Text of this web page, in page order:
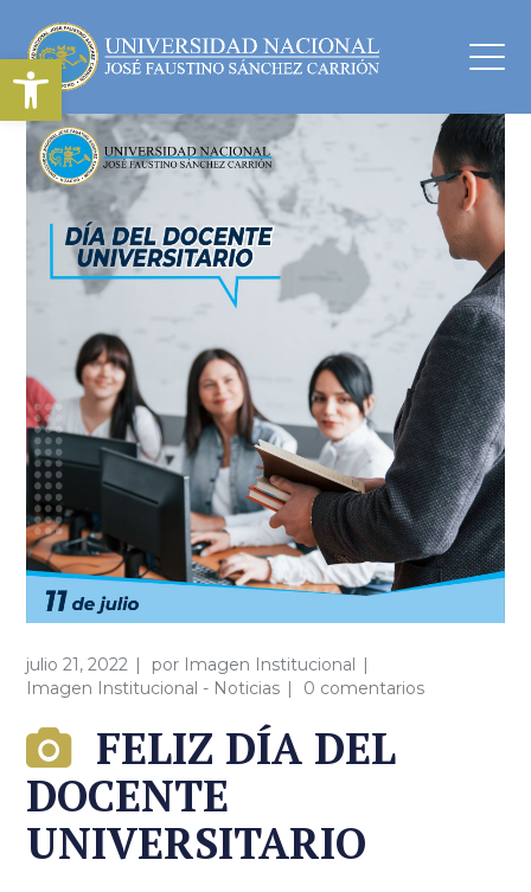
julio 21, 2022 por Imagen Institucional
Imagen Institucional - Noticias
0 comentarios
FELIZ DÍA DEL
DOCENTE
UNIVERSITARIO
Abrir barra de herramientas